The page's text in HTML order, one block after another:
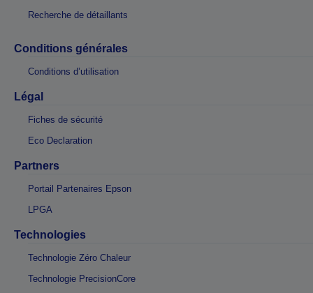
Recherche de détaillants
Conditions générales
Conditions d’utilisation
Légal
Fiches de sécurité
Eco Declaration
Partners
Portail Partenaires Epson
LPGA
Technologies
Technologie Zéro Chaleur
Technologie PrecisionCore